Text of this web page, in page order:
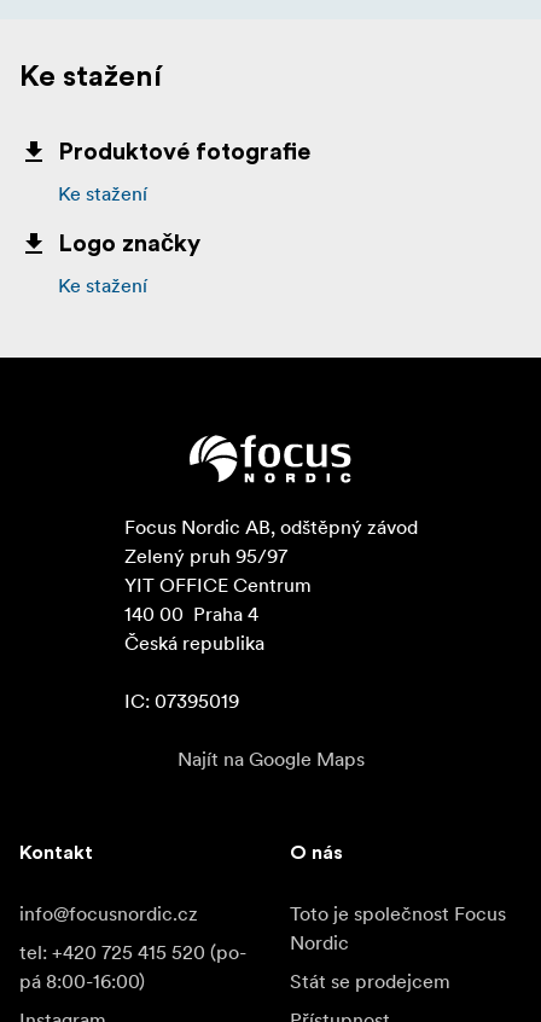
Ke stažení
Produktové fotografie
Ke stažení
Logo značky
Ke stažení
Focus Nordic AB, odštěpný závod
Zelený pruh 95/97
YIT OFFICE Centrum
140 00  Praha 4
Česká republika
IC: 07395019
Najít na Google Maps
Kontakt
info@focusnordic.cz
tel: +420 725 415 520 (po-
pá 8:00-16:00)
O nás
Toto je společnost Focus
Nordic
Stát se prodejcem